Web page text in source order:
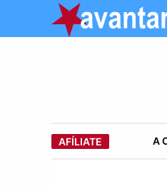
AFÍLIATE A